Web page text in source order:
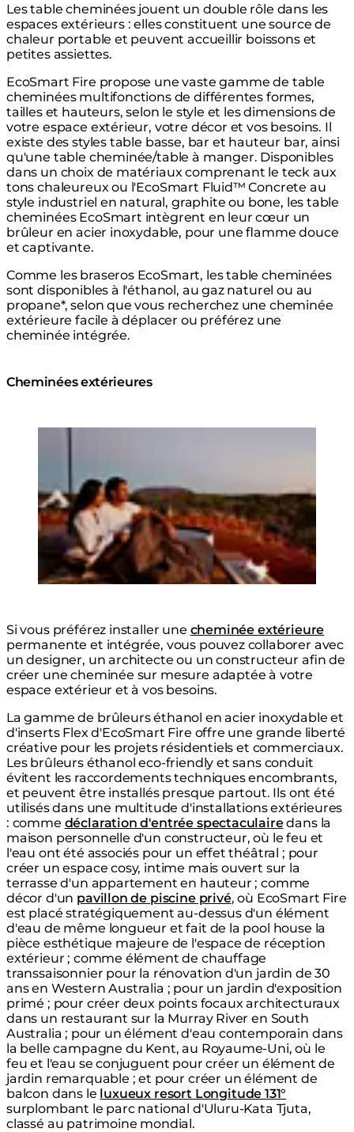
Les table cheminées jouent un double rôle dans les
espaces extérieurs : elles constituent une source de
chaleur portable et peuvent accueillir boissons et
petites assiettes.
EcoSmart Fire propose une vaste gamme de table
cheminées multifonctionsde différentes formes,
tailles et hauteurs, selon le style et les dimensions de
votre espace extérieur, votre décor et vos besoins. Il
existe des styles table basse, bar et hauteur bar, ainsi
qu'une table cheminée/table à manger. Disponibles
dans un choix de matériaux comprenant le teck aux
tons chaleureux ou l'EcoSmart Fluid™ Concrete au
style industriel en natural, graphite ou bone, les table
cheminées EcoSmart intègrent en leur cœur un
brûleur en acier inoxydable, pour une flamme douce
et captivante.
Comme les braseros EcoSmart, les table cheminées
sont disponibles à l'éthanol, au gaz naturel ou au
propane*, selon que vous recherchez une cheminée
extérieure facile à déplacer ou préférez une
cheminée intégrée.
Cheminées extérieures
© Ballie Lodges
Si vous préférez installer une cheminée extérieure
permanente et intégrée, vous pouvez collaborer avec
un designer, un architecte ou un constructeur afin de
créer une cheminée sur mesure adaptée à votre
espace extérieur et à vos besoins.
La gamme de brûleurs éthanol en acier inoxydable et
d'inserts Flex d'EcoSmart Fire offre une grande liberté
créative pour les projets résidentiels et commerciaux.
Les brûleurs éthanol eco-friendly et sans conduit
évitent les raccordements techniques encombrants,
et peuvent être installés presque partout. Ils ont été
utilisés dans une multitude d'installations extérieures
: comme déclaration d'entrée spectaculairedans la
maison personnelle d'un constructeur, où le feu et
l'eau ont été associés pour un effet théâtral ; pour
créer un espace cosy, intime mais ouvert sur la
terrasse d'un appartement en hauteur ; comme
décor d'un pavillon de piscine privé, où EcoSmart Fire
est placé stratégiquement au-dessus d'un élément
d'eau de même longueur et fait de la pool house la
pièce esthétique majeure de l'espace de réception
extérieur ; comme élément de chauffage
transsaisonnier pour la rénovation d'un jardin de 30
ans en Western Australia ; pour un jardin d'exposition
primé ; pour créer deux points focaux architecturaux
dans un restaurant sur la Murray River en South
Australia ; pour un élément d'eau contemporain dans
la belle campagne du Kent, au Royaume-Uni, où le
feu et l'eau se conjuguent pour créer un élément de
jardin remarquable ; et pour créer un élément de
balcon dans le luxueux resort Longitude 131°
surplombant le parc national d'Uluru-Kata Tjuta,
classé au patrimoine mondial.